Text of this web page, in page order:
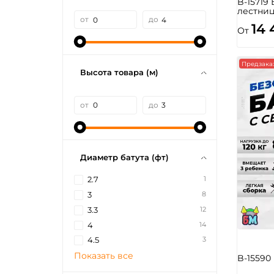
От 14
B-
от до
Высота товара (м)
от до
Диаметр батута (фт)
2.7 1
3 8
3.3 12
4 14
4.5 3
Показать все